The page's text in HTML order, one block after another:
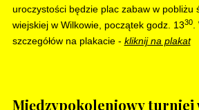
uroczystości będzie plac zabaw w pobliżu
wiejskiej w Wilkowie, początek godz. 1330.
szczegółów na plakacie - kliknij na plakat
Międzypokoleniowy turniej